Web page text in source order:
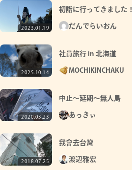
2023.01.19
初詣に行ってきました！
だんでらいおん
2025.10.14
社員旅行 in 北海道
MOCHIKINCHAKU
2020.03.23
中止～延期～無人島
あっきぃ
2018.07.25
我會去台灣
渡辺雅宏